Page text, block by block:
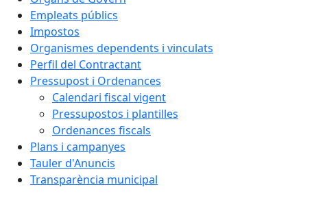
Empleats públics
Impostos
Organismes dependents i vinculats
Perfil del Contractant
Pressupost i Ordenances
Calendari fiscal vigent
Pressupostos i plantilles
Ordenances fiscals
Plans i campanyes
Tauler d'Anuncis
Transparència municipal